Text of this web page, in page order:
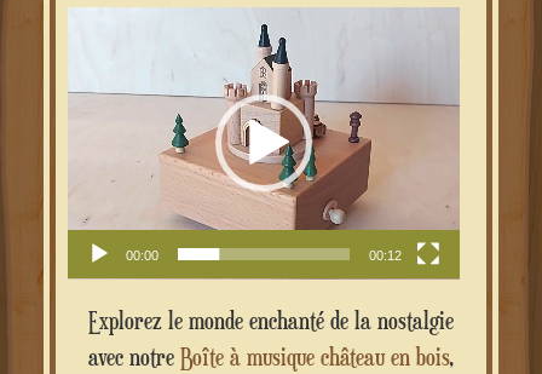
Lecteur
vidéo
00:00 00:12
Explorez le monde enchanté de la nostalgie
avec notre Boîte à musique château en bois,